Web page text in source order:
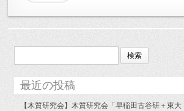
検
最近の投稿
【木質研究会】木質研究会「早稲田古谷研＋東大